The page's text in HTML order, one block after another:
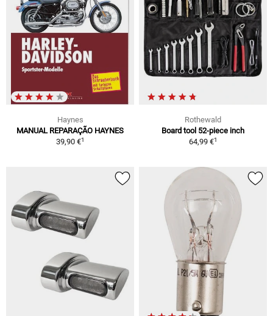
Haynes
MANUAL REPARAÇÃO HAYNES
39,90 €1
Rothewald
Board tool 52-piece inch
64,99 €1